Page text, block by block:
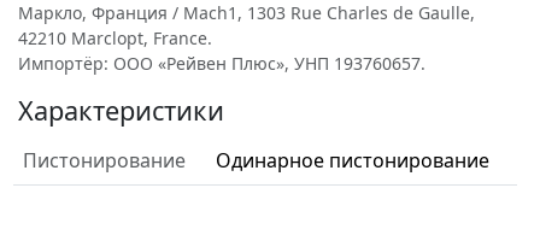
Маркло, Франция / Mach1, 1303 Rue Charles de Gaulle,
42210 Marclopt, France.
Импортёр: ООО «Рейвен Плюс», УНП 193760657.
Характеристики
Пистонирование Одинарное пистонирование